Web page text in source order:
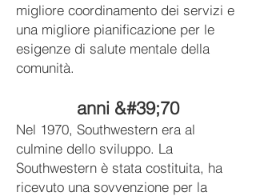
migliore coordinamento dei servizi e
una migliore pianificazione per le
esigenze di salute mentale della
comunità.
anni &#39;70
Nel 1970, Southwestern era al
culmine dello sviluppo. La
Southwestern è stata costituita, ha
ricevuto una sovvenzione per la